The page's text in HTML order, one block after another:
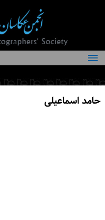
درباره انجمن
کمیته‌های انجمن
حامد اسماعیلی